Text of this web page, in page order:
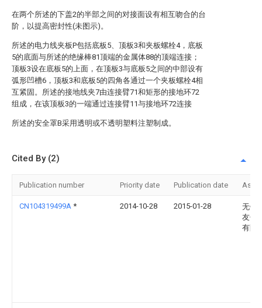
在两个所述的下盖2的半部之间的对接面设有相互吻合的台
阶，以提高密封性(未图示)。
所述的电力线夹板P包括底板5、顶板3和夹板螺栓4，底板
5的底面与所述的绝缘棒81顶端的金属体88的顶端连接；
顶板3设在底板5的上面，在顶板3与底板5之间的中部设有
弧形凹槽6，顶板3和底板5的四角各通过一个夹板螺栓4相
互紧固。所述的接地线夹7由连接臂71和矩形的接地环72
组成，在该顶板3的一端通过连接臂11与接地环72连接
所述的安全罩B采用透明或不透明塑料注塑制成。
Cited By (2)
Publication number Priority date Publication date
CN104319499A * 2014-10-28 2015-01-28
无锡
友信
有限